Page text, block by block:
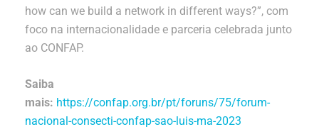
how can we build a network in different ways?”, com
foco na internacionalidade e parceria celebrada junto
ao CONFAP.
Saiba
mais: https://confap.org.br/pt/foruns/75/forum-
nacional-consecti-confap-sao-luis-ma-2023